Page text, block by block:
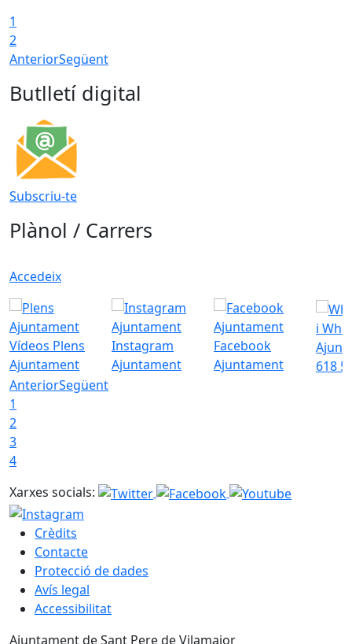
1
2
AnteriorSegüent
Butlletí digital
Subscriu-te
Plànol / Carrers
Accedeix
Vídeos Plens
Ajuntament
Instagram
Ajuntament
Facebook
Ajuntament
i
618
AnteriorSegüent
1
2
3
4
Xarxes socials:
Crèdits
Contacte
Protecció de dades
Avís legal
Accessibilitat
Ajuntament de Sant Pere de Vilamajor